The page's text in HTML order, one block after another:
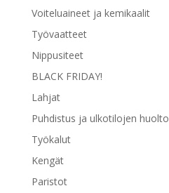
Voiteluaineet ja kemikaalit
Työvaatteet
Nippusiteet
BLACK FRIDAY!
Lahjat
Puhdistus ja ulkotilojen huolto
Työkalut
Kengät
Paristot